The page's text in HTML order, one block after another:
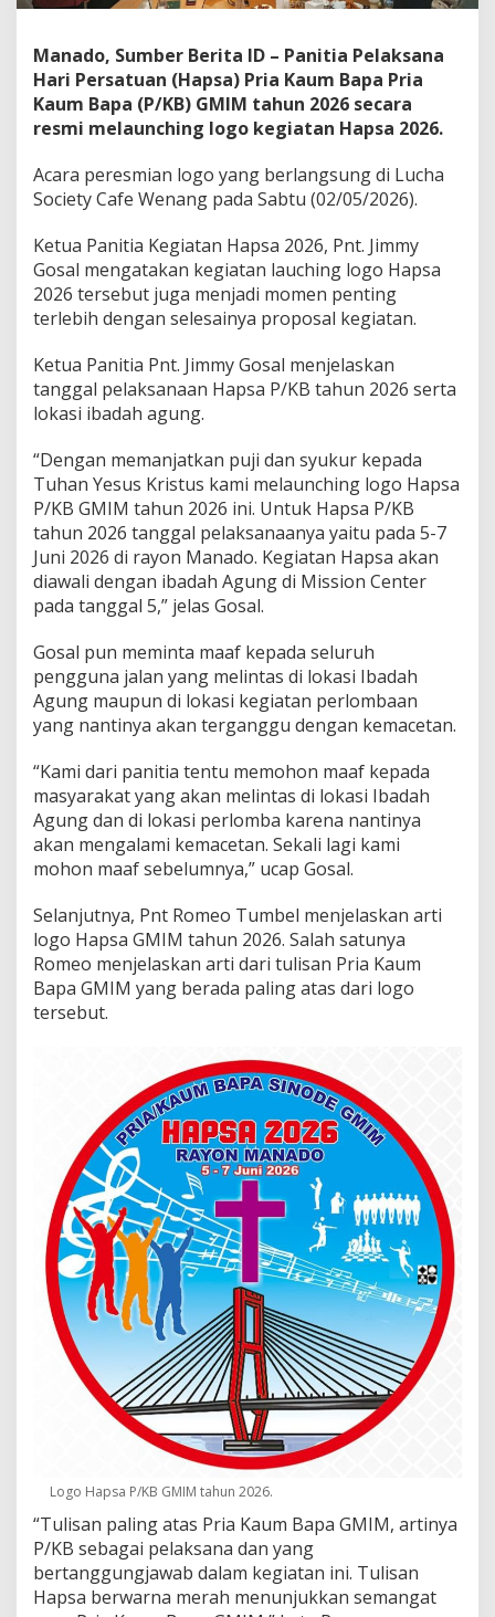
w
l
i
d
e
n
a
n
I
a
d
a
h
A
u
n
g
d
i
M
i
s
s
i
o
n
C
n
t
e
r
Manado, Sumber Berita ID – Panitia Pelaksana
Hari Persatuan (Hapsa) Pria Kaum Bapa Pria
Kaum Bapa (P/KB) GMIM tahun 2026 secara
resmi melaunching logo kegiatan Hapsa 2026.
Acara peresmian logo yang berlangsung di Lucha
Society Cafe Wenang pada Sabtu (02/05/2026).
Ketua Panitia Kegiatan Hapsa 2026, Pnt. Jimmy
Gosal mengatakan kegiatan lauching logo Hapsa
2026 tersebut juga menjadi momen penting
terlebih dengan selesainya proposal kegiatan.
Ketua Panitia Pnt. Jimmy Gosal menjelaskan
tanggal pelaksanaan Hapsa P/KB tahun 2026 serta
lokasi ibadah agung.
“Dengan memanjatkan puji dan syukur kepada
Tuhan Yesus Kristus kami melaunching logo Hapsa
P/KB GMIM tahun 2026 ini. Untuk Hapsa P/KB
tahun 2026 tanggal pelaksanaanya yaitu pada 5-7
Juni 2026 di rayon Manado. Kegiatan Hapsa akan
diawali dengan ibadah Agung di Mission Center
pada tanggal 5,” jelas Gosal.
Gosal pun meminta maaf kepada seluruh
pengguna jalan yang melintas di lokasi Ibadah
Agung maupun di lokasi kegiatan perlombaan
yang nantinya akan terganggu dengan kemacetan.
“Kami dari panitia tentu memohon maaf kepada
masyarakat yang akan melintas di lokasi Ibadah
Agung dan di lokasi perlomba karena nantinya
akan mengalami kemacetan. Sekali lagi kami
mohon maaf sebelumnya,” ucap Gosal.
Selanjutnya, Pnt Romeo Tumbel menjelaskan arti
logo Hapsa GMIM tahun 2026. Salah satunya
Romeo menjelaskan arti dari tulisan Pria Kaum
Bapa GMIM yang berada paling atas dari logo
tersebut.
Logo Hapsa P/KB GMIM tahun 2026.
“Tulisan paling atas Pria Kaum Bapa GMIM, artinya
P/KB sebagai pelaksana dan yang
bertanggungjawab dalam kegiatan ini. Tulisan
Hapsa berwarna merah menunjukkan semangat